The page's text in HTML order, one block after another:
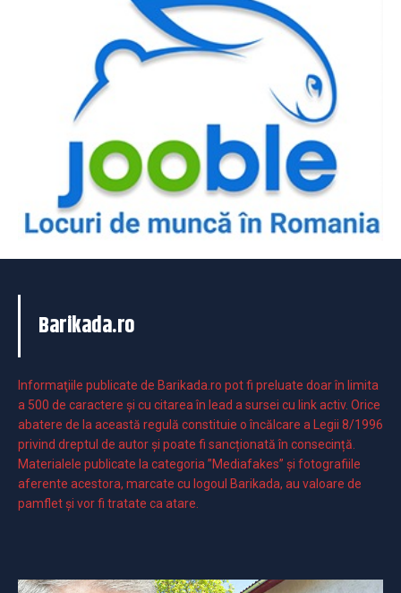
Barikada.ro
Informaţiile publicate de Barikada.ro pot fi preluate doar în limita
a 500 de caractere şi cu citarea în lead a sursei cu link activ. Orice
abatere de la această regulă constituie o încălcare a Legii 8/1996
privind dreptul de autor și poate fi sancționată în consecință.
Materialele publicate la categoria ”Mediafakes” și fotografiile
aferente acestora, marcate cu logoul Barikada, au valoare de
pamflet și vor fi tratate ca atare.